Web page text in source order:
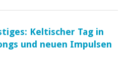
Keltischer Tag in
und neuen Impulsen